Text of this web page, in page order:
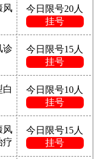
风
今日限号20人
挂号
诊
今日限号15人
挂号
白
今日限号10人
挂号
风
疗
今日限号15人
挂号